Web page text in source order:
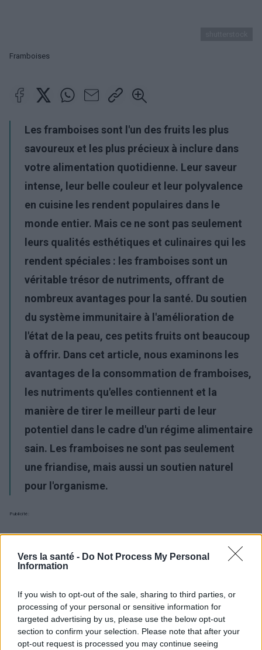
Vers la santé - Do Not Process My Personal
Information
If you wish to opt-out of the sale, sharing to third parties, or
processing of your personal or sensitive information for
targeted advertising by us, please use the below opt-out
section to confirm your selection. Please note that after your
opt-out request is processed you may continue seeing
Framboises
Les framboises sont l'un des fruits les plus
savoureux et les plus précieux à inclure dans
votre alimentation quotidienne. Leur saveur
intense, leur belle couleur et leur polyvalence
en cuisine les rendent populaires dans le
monde entier. Mais ce ne sont pas seulement
leurs qualités esthétiques et culinaires qui les
rendent spéciales : les framboises sont un
véritable trésor de nutriments, offrant de
nombreux avantages pour la santé. Du soutien
du système immunitaire à l'amélioration de
l'état de la peau, ces petits fruits ont beaucoup
à offrir. Dans cet article, nous examinons les
avantages de la consommation de framboises,
les nutriments qu'elles contiennent et la
manière de tirer le meilleur parti de leur
potentiel dans le cadre d'un régime alimentaire
sain. Les framboises ne sont pas seulement
une friandise, mais aussi un soutien naturel
pour l'organisme.
Publicité: